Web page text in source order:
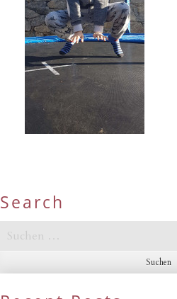
Search
Suchen
nach: